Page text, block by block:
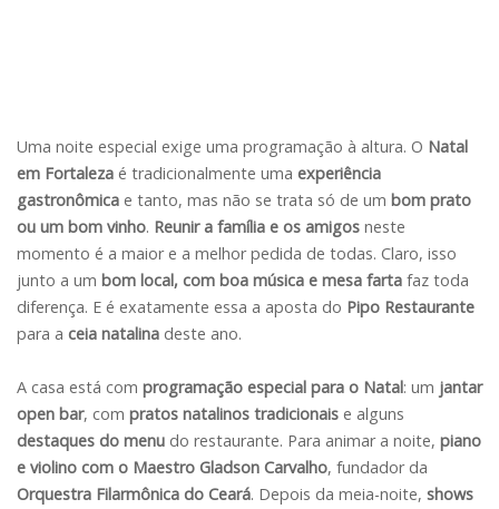
Uma noite especial exige uma programação à altura. O Natal
em Fortaleza é tradicionalmente uma experiência
gastronômica e tanto, mas não se trata só de um bom prato
ou um bom vinho. Reunir a família e os amigos neste
momento é a maior e a melhor pedida de todas. Claro, isso
junto a um bom local, com boa música e mesa farta faz toda
diferença. E é exatamente essa a aposta do Pipo Restaurante
para a ceia natalina deste ano.
A casa está com programação especial para o Natal: um jantar
open bar, com pratos natalinos tradicionais e alguns
destaques do menu do restaurante. Para animar a noite, piano
e violino com o Maestro Gladson Carvalho, fundador da
Orquestra Filarmônica do Ceará. Depois da meia-noite, shows